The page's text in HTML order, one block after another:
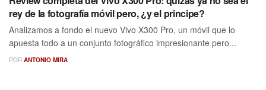
rey de la fotografía móvil pero, ¿y el principe?
Analizamos a fondo el nuevo Vivo X300 Pro, un móvil que lo
apuesta todo a un conjunto fotográfico impresionante pero...
POR ANTONIO MIRA